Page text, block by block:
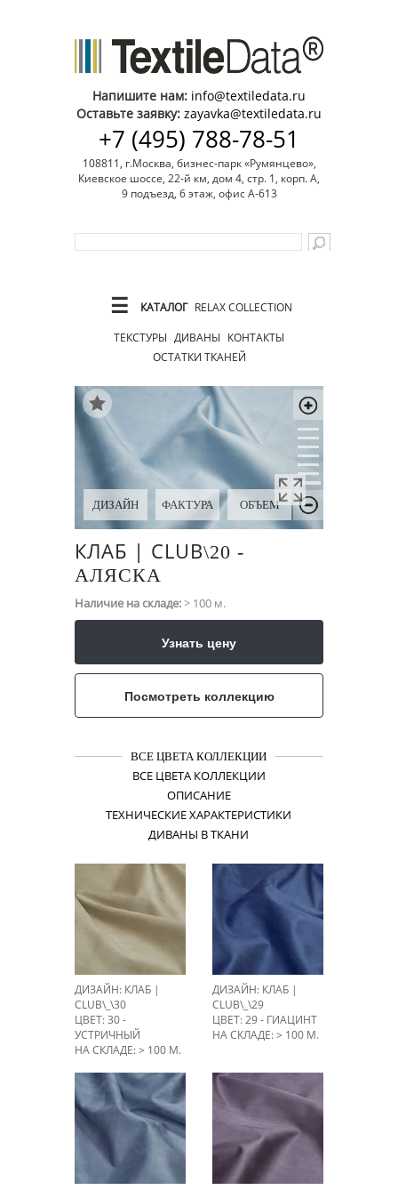
Напишите нам: info@textiledata.ru
Оставьте заявку: zayavka@textiledata.ru
+7 (495) 788-78-51
108811, г.Москва, бизнес-парк «Румянцево»,
Киевское шоссе, 22-й км, дом 4, стр. 1, корп. А,
9 подъезд, 6 этаж, офис А-613
☰ КАТАЛОГ RELAX COLLECTION
ТЕКСТУРЫ ДИВАНЫ КОНТАКТЫ
ОСТАТКИ ТКАНЕЙ
ДИЗАЙН ФАКТУРА ОБЪЕМ
КЛАБ | CLUB\​20 -
АЛЯСКА
Наличие на складе:> 100 м.
Узнать цену
Посмотреть коллекцию
ВСЕ ЦВЕТА КОЛЛЕКЦИИ
ВСЕ ЦВЕТА КОЛЛЕКЦИИ
ОПИСАНИЕ
ТЕХНИЧЕСКИЕ ХАРАКТЕРИСТИКИ
ДИВАНЫ В ТКАНИ
ДИЗАЙН: КЛАБ |
CLUB\_\30
ЦВЕТ: 30 -
УСТРИЧНЫЙ
НА СКЛАДЕ: > 100 М.
ДИЗАЙН: КЛАБ |
CLUB\_\29
ЦВЕТ: 29 - ГИАЦИНТ
НА СКЛАДЕ: > 100 М.